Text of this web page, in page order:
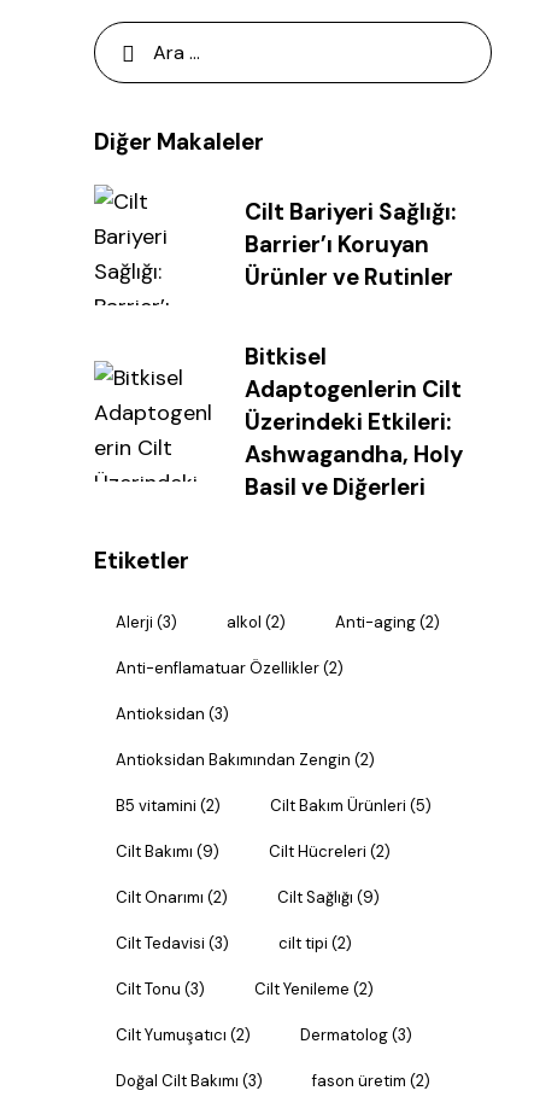
Diğer Makaleler
Cilt Bariyeri Sağlığı:
Barrier’ı Koruyan
Ürünler ve Rutinler
Bitkisel
Adaptogenlerin Cilt
Üzerindeki Etkileri:
Ashwagandha, Holy
Basil ve Diğerleri
Etiketler
Alerji (3) alkol (2) Anti-aging(2)
Anti-enflamatuar Özellikler(2)
Antioksidan (3)
Antioksidan Bakımından Zengin (2)
B5 vitamini (2) Cilt Bakım Ürünleri (5)
Cilt Bakımı (9) Cilt Hücreleri (2)
Cilt Onarımı (2) Cilt Sağlığı (9)
Cilt Tedavisi (3) cilt tipi (2)
Cilt Tonu (3) Cilt Yenileme (2)
Cilt Yumuşatıcı (2) Dermatolog(3)
Doğal Cilt Bakımı (3) fason üretim (2)